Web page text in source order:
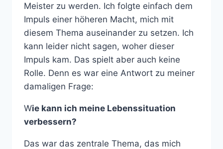
Meister zu werden. Ich folgte einfach dem
Impuls einer höheren Macht, mich mit
diesem Thema auseinander zu setzen. Ich
kann leider nicht sagen, woher dieser
Impuls kam. Das spielt aber auch keine
Rolle. Denn es war eine Antwort zu meiner
damaligen Frage:
Wie kann ich meine Lebenssituation
verbessern?
Das war das zentrale Thema, das mich